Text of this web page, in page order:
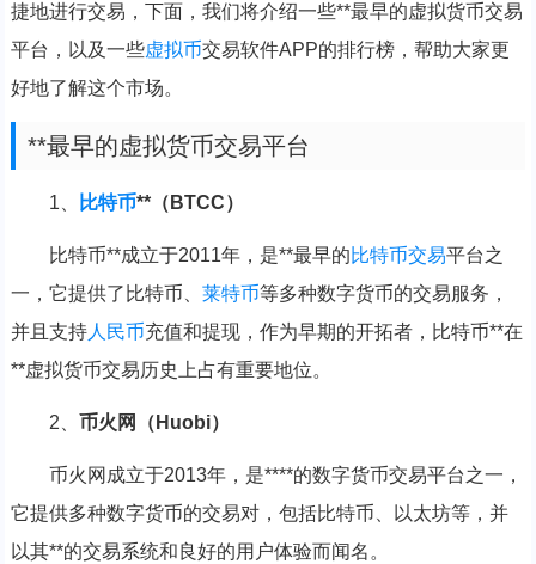
捷地进行交易，下面，我们将介绍一些**最早的虚拟货币交易
平台，以及一些虚拟币交易软件APP的排行榜，帮助大家更
好地了解这个市场。
**最早的虚拟货币交易平台
1、 比特币**（BTCC）
比特币**成立于2011年，是**最早的比特币交易平台之
一，它提供了比特币、 莱特币等多种数字货币的交易服务，
并且支持人民币充值和提现，作为早期的开拓者，比特币**在
**虚拟货币交易历史上占有重要地位。
2、 币火网（Huobi）
币火网成立于2013年，是****的数字货币交易平台之一，
它提供多种数字货币的交易对，包括比特币、以太坊等，并
以其**的交易系统和良好的用户体验而闻名。